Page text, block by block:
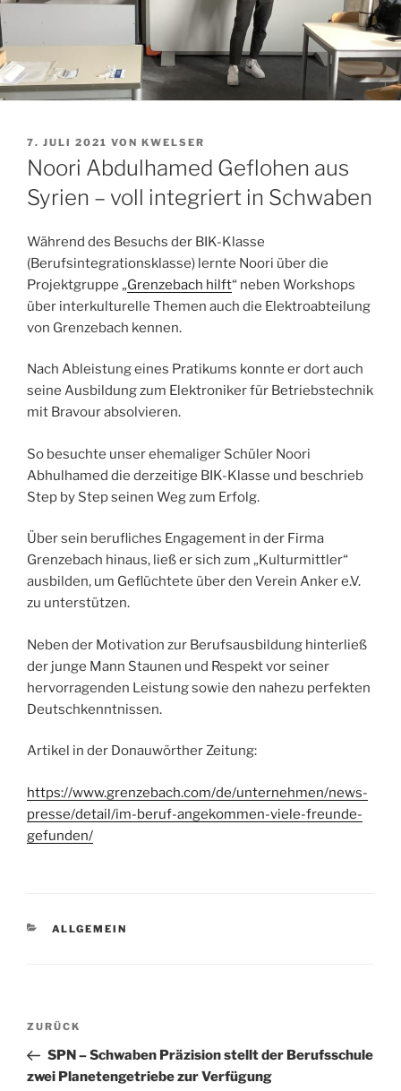
VERÖFFENTLICHT
AM
7. JULI 2021 VON KWELSER
Noori Abdulhamed Geflohen aus
Syrien – voll integriert in Schwaben
Während des Besuchs der BIK-Klasse
(Berufsintegrationsklasse) lernte Noori über die
Projektgruppe „Grenzebach hilft“ neben Workshops
über interkulturelle Themen auch die Elektroabteilung
von Grenzebach kennen.
Nach Ableistung eines Pratikums konnte er dort auch
seine Ausbildung zum Elektroniker für Betriebstechnik
mit Bravour absolvieren.
So besuchte unser ehemaliger Schüler Noori
Abhulhamed die derzeitige BIK-Klasse und beschrieb
Step by Step seinen Weg zum Erfolg.
Über sein berufliches Engagement in der Firma
Grenzebach hinaus, ließ er sich zum „Kulturmittler“
ausbilden, um Geflüchtete über den Verein Anker e.V.
zu unterstützen.
Neben der Motivation zur Berufsausbildung hinterließ
der junge Mann Staunen und Respekt vor seiner
hervorragenden Leistung sowie den nahezu perfekten
Deutschkenntnissen.
Artikel in der Donauwörther Zeitung:
https://www.grenzebach.com/de/unternehmen/news-
presse/detail/im-beruf-angekommen-viele-freunde-
gefunden/
KATEGORIEN
ALLGEMEIN
Beitragsnavigation
Vorheriger
Beitrag
ZURÜCK
SPN – Schwaben Präzision stellt der Berufsschule
zwei Planetengetriebe zur Verfügung